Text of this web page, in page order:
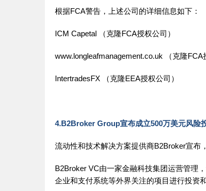
根据FCA警告，上述公司的详细信息如下：
ICM Capetal （克隆FCA授权公司）
www.longleafmanagement.co.uk （克隆FCA
IntertradesFX （克隆EEA授权公司）
4.B2Broker Group宣布成立500万美元风险
流动性和技术解决方案提供商B2Broker宣布
B2Broker VC由一家金融科技集团运营管理
企业和支付系统等外界关注的项目进行投资